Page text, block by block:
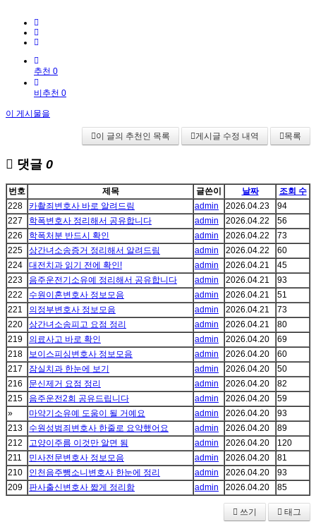
추천 0
비추천 0
이 게시물을
이 글의 추천인 목록 게시글 수정 내역 목록
댓글 0
번호 제목 글쓴이 날짜
조회 수
228
카촬죄변호사 바로 알려드림 admin 2026.04.23
94
227
학폭변호사 정리해서 공유합니다 admin 2026.04.22
56
226
학폭처분 반드시 확인 admin 2026.04.22
73
225
상간녀소송증거 정리해서 알려드림 admin 2026.04.22
60
224
대전치과 읽기 전에 확인! admin 2026.04.21
45
223
음주운전기소유예 정리해서 공유합니다 admin 2026.04.21
93
222
수원이혼변호사 정보모음 admin 2026.04.21
51
221
의정부변호사 정보모음 admin 2026.04.21
73
220
상간녀소송피고 요점 정리 admin 2026.04.21
80
219
의료사고 바로 확인 admin 2026.04.20
69
218
보이스피싱변호사 정보모음 admin 2026.04.20
60
217
잠실치과 한눈에 보기 admin 2026.04.20
50
216
문신제거 요점 정리 admin 2026.04.20
82
215
음주운전2회 공유드립니다 admin 2026.04.20
59
»
마약기소유예 도움이 될 거예요 admin 2026.04.20
93
213
수원성범죄변호사 한줄로 요약했어요 admin 2026.04.20
89
212
고양이주름 이것만 알면 됨 admin 2026.04.20
120
211
민사전문변호사 정보모음 admin 2026.04.20
81
210
인천음주뺑소니변호사 한눈에 정리 admin 2026.04.20
93
209
판사출신변호사 짧게 정리함 admin 2026.04.20 85
쓰기 태그